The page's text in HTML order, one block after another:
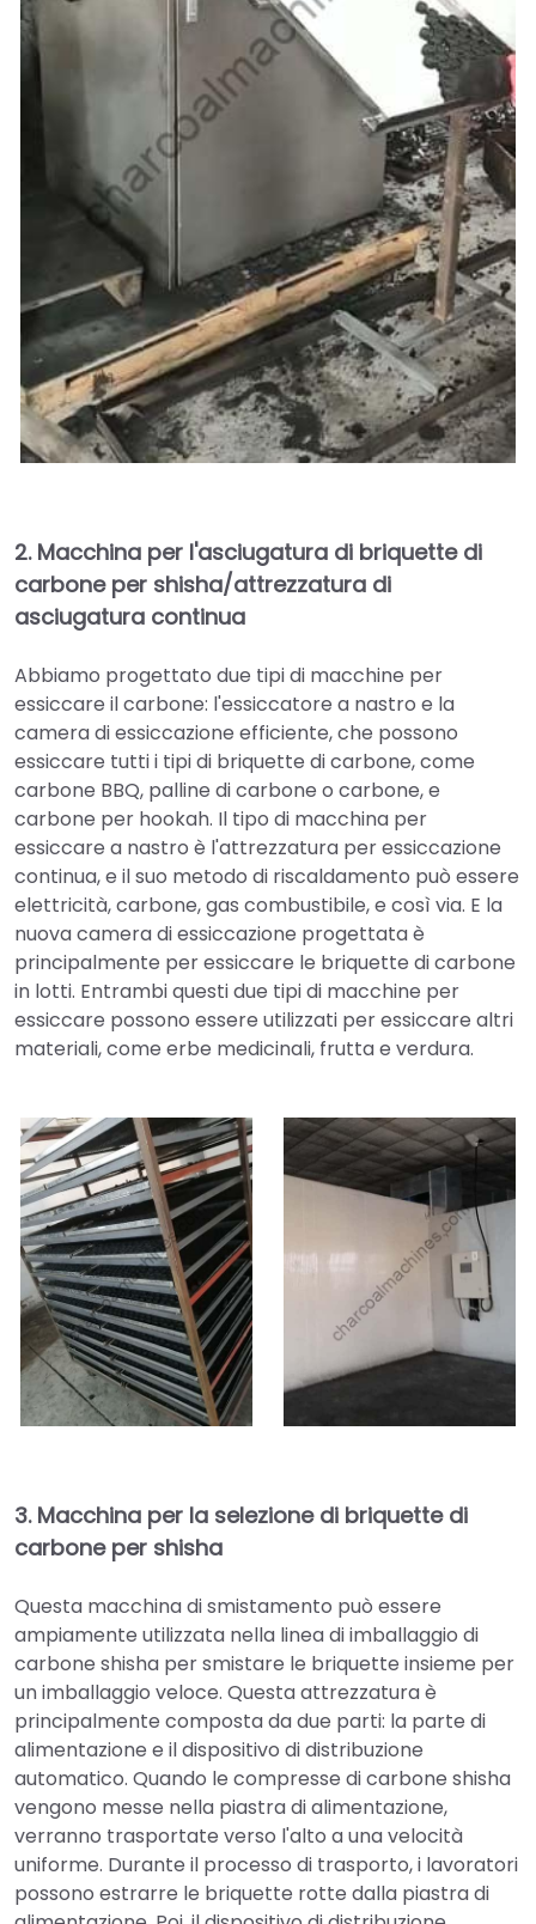
2. Macchina per l'asciugatura di briquette di
carbone per shisha/attrezzatura di
asciugatura continua
Abbiamo progettato due tipi di macchine per
essiccare il carbone: l'essiccatore a nastro e la
camera di essiccazione efficiente, che possono
essiccare tutti i tipi di briquette di carbone, come
carbone BBQ, palline di carbone o carbone, e
carbone per hookah. Il tipo di macchina per
essiccare a nastro è l'attrezzatura per essiccazione
continua, e il suo metodo di riscaldamento può essere
elettricità, carbone, gas combustibile, e così via. E la
nuova camera di essiccazione progettata è
principalmente per essiccare le briquette di carbone
in lotti. Entrambi questi due tipi di macchine per
essiccare possono essere utilizzati per essiccare altri
materiali, come erbe medicinali, frutta e verdura.
3. Macchina per la selezione di briquette di
carbone per shisha
Questa macchina di smistamento può essere
ampiamente utilizzata nella linea di imballaggio di
carbone shisha per smistare le briquette insieme per
un imballaggio veloce. Questa attrezzatura è
principalmente composta da due parti: la parte di
alimentazione e il dispositivo di distribuzione
automatico. Quando le compresse di carbone shisha
vengono messe nella piastra di alimentazione,
verranno trasportate verso l'alto a una velocità
uniforme. Durante il processo di trasporto, i lavoratori
possono estrarre le briquette rotte dalla piastra di